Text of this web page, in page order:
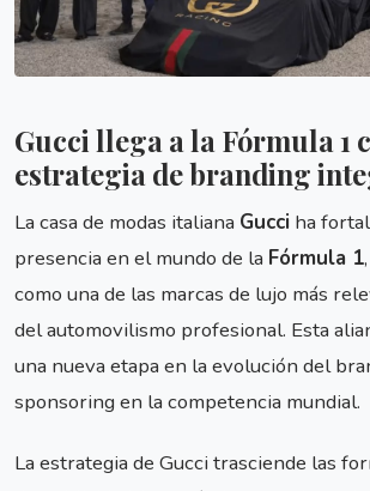
Gucci llega a la Fórmula 1
estrategia de branding
La casa de modas italiana Gucci ha
presencia en el mundo de la Fórmula 1
como una de las marcas de lujo más
del automovilismo profesional. Esta
una nueva etapa en la evolución del
sponsoring en la competencia mundial.
La estrategia de Gucci trasciende las